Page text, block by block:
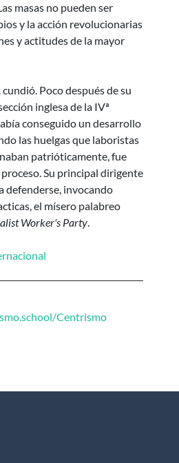
masas no pueden ser
y la acción revolucionarias
y actitudes de la mayor
cundió. Poco después de su
inglesa de la IVª
conseguido un desarrollo
las huelgas que laboristas
patrióticamente, fue
Su principal dirigente
defenderse, invocando
el mísero palabreo
Worker's Party.
Centrismo